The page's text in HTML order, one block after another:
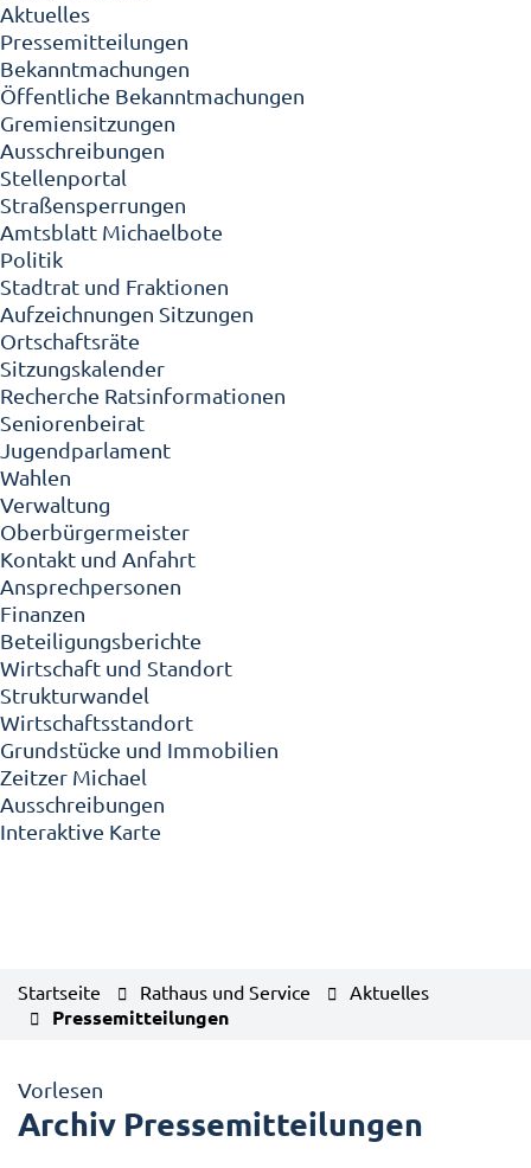
Aktuelles
Pressemitteilungen
Bekanntmachungen
Öffentliche Bekanntmachungen
Gremiensitzungen
Ausschreibungen
Stellenportal
Straßensperrungen
Amtsblatt Michaelbote
Politik
Stadtrat und Fraktionen
Aufzeichnungen Sitzungen
Ortschaftsräte
Sitzungskalender
Recherche Ratsinformationen
Seniorenbeirat
Jugendparlament
Wahlen
Verwaltung
Oberbürgermeister
Kontakt und Anfahrt
Ansprechpersonen
Finanzen
Beteiligungsberichte
Wirtschaft und Standort
Strukturwandel
Wirtschaftsstandort
Grundstücke und Immobilien
Zeitzer Michael
Ausschreibungen
Interaktive Karte
Startseite Rathaus und Service Aktuelles
Pressemitteilungen
Vorlesen
Archiv Pressemitteilungen